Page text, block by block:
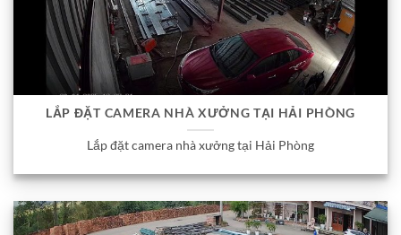
LẮP ĐẶT CAMERA NHÀ XƯỞNG TẠI HẢI PHÒNG
Lắp đặt camera nhà xưởng tại Hải Phòng